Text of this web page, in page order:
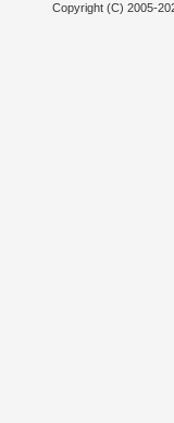
Copyright (C) 2005-